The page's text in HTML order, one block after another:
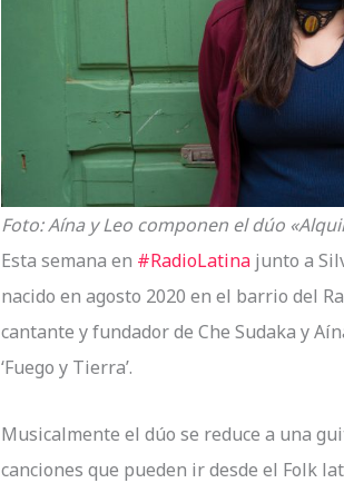
Foto: Aína y Leo componen el dúo
Esta semana en #RadioLatina junto a
nacido en agosto 2020 en el barrio del
cantante y fundador de Che Sudaka y
‘Fuego y Tierra’.
Musicalmente el dúo se reduce a una
canciones que pueden ir desde el Folk